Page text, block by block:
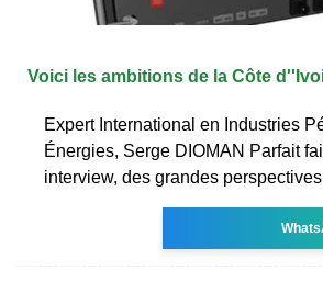
Voici les ambitions de la Côte
Expert International en Industries
Énergies, Serge DIOMAN Parfait
interview, des grandes